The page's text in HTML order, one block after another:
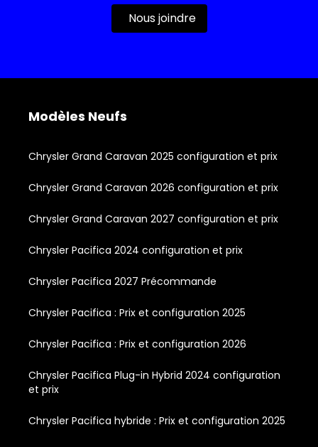
Nous joindre
Modèles Neufs
Chrysler Grand Caravan 2025 configuration et prix
Chrysler Grand Caravan 2026 configuration et prix
Chrysler Grand Caravan 2027 configuration et prix
Chrysler Pacifica 2024 configuration et prix
Chrysler Pacifica 2027 Précommande
Chrysler Pacifica : Prix et configuration 2025
Chrysler Pacifica : Prix et configuration 2026
Chrysler Pacifica Plug-in Hybrid 2024 configuration
et prix
Chrysler Pacifica hybride : Prix et configuration 2025